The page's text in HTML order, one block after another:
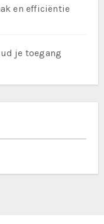
en efficiëntie
je toegang